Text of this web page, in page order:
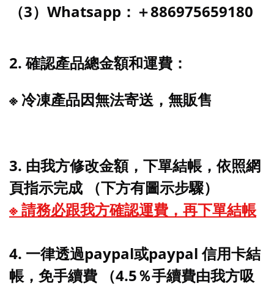
（3）Whatsapp：＋886975659180
2. 確認產品總金額和運費：
※ 冷凍產品因無法寄送，無販售
3. 由我方修改金額，下單結帳 ，依照網
頁指示完成 （下方有圖示步驟）
※ 請務必跟我方確認運費，再下單結帳
4. 一律透過paypal或paypal 信用卡結
帳，免手續費 （4.5％手續費由我方吸